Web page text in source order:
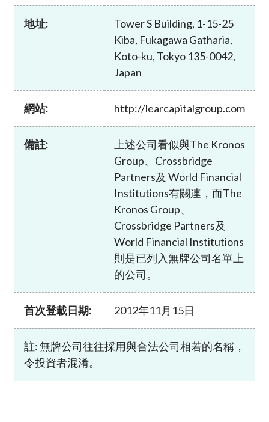
資料庫
地址:
Tower S Building, 1-15-25
Kiba, Fukagawa Gatharia,
Koto-ku, Tokyo 135-0042,
Japan
網站: http://learcapitalgroup.com
備註:
上述公司看似與The Kronos
Group、Crossbridge
Partners及 World Financial
Institutions有關連，而The
Kronos Group、
Crossbridge Partners及
World Financial Institutions
則是已列入無牌公司名單上
的公司。
首次登載日期: 2012年11月15日
註: 無牌公司往往採用與合法公司相若的名稱，
令投資者混淆。